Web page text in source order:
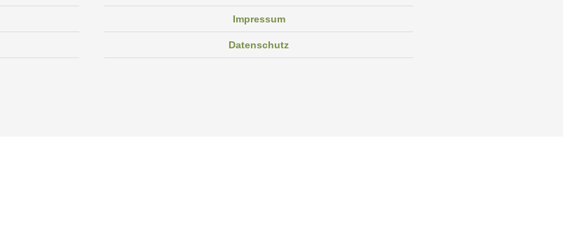
Impressum
Datenschutz